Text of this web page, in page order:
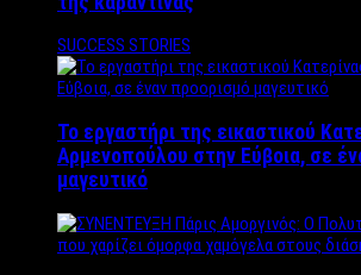
SUCCESS STORIES
Το εργαστήρι της εικαστικού
Αρμενοπούλου στην Εύβοια, σε
μαγευτικό